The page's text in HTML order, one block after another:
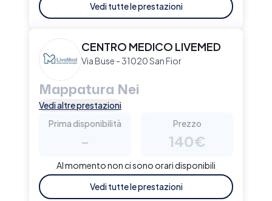
Vedi tutte le prestazioni
CENTRO MEDICO LIVEMED
Via Buse - 31020 San Fior
Mappatura Nei
Vedi altre prestazioni
Prima disponibilità
-
Prezzo
140€
Al momento non ci sono orari disponibili
Vedi tutte le prestazioni